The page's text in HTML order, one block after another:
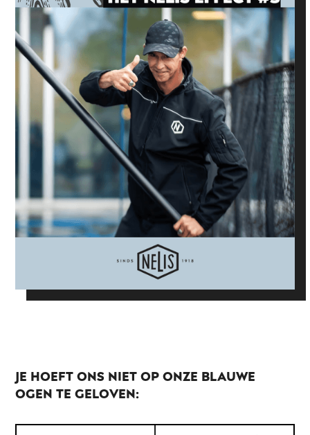
JE HOEFT ONS NIET OP ONZE BLAUWE
OGEN TE GELOVEN: